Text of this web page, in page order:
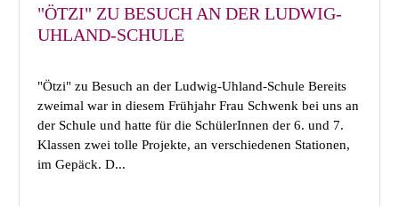
"ÖTZI" ZU BESUCH AN DER LUDWIG-
UHLAND-SCHULE
"Ötzi" zu Besuch an der Ludwig-Uhland-Schule Bereits
zweimal war in diesem Frühjahr Frau Schwenk bei uns an
der Schule und hatte für die SchülerInnen der 6. und 7.
Klassen zwei tolle Projekte, an verschiedenen Stationen,
im Gepäck. D...